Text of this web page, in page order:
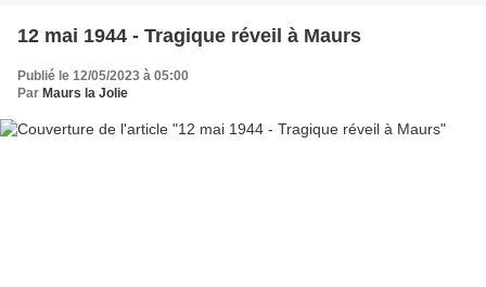
12 mai 1944 - Tragique réveil à Maurs
Publié le 12/05/2023 à 05:00
Par Maurs la Jolie